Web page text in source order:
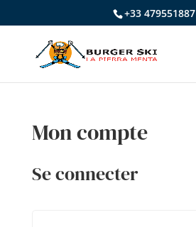
+33 479551887
Mon compte
Se connecter